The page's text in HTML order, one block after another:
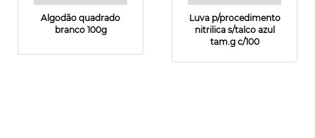
Algodão quadrado
branco 100g
Luva p/procedimento
nitrilica s/talco azul
tam.g c/100